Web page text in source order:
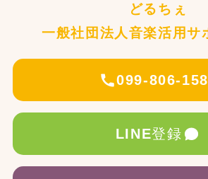
どるちぇ
一般社団法人音楽活用サ
099-806-
LINE登録